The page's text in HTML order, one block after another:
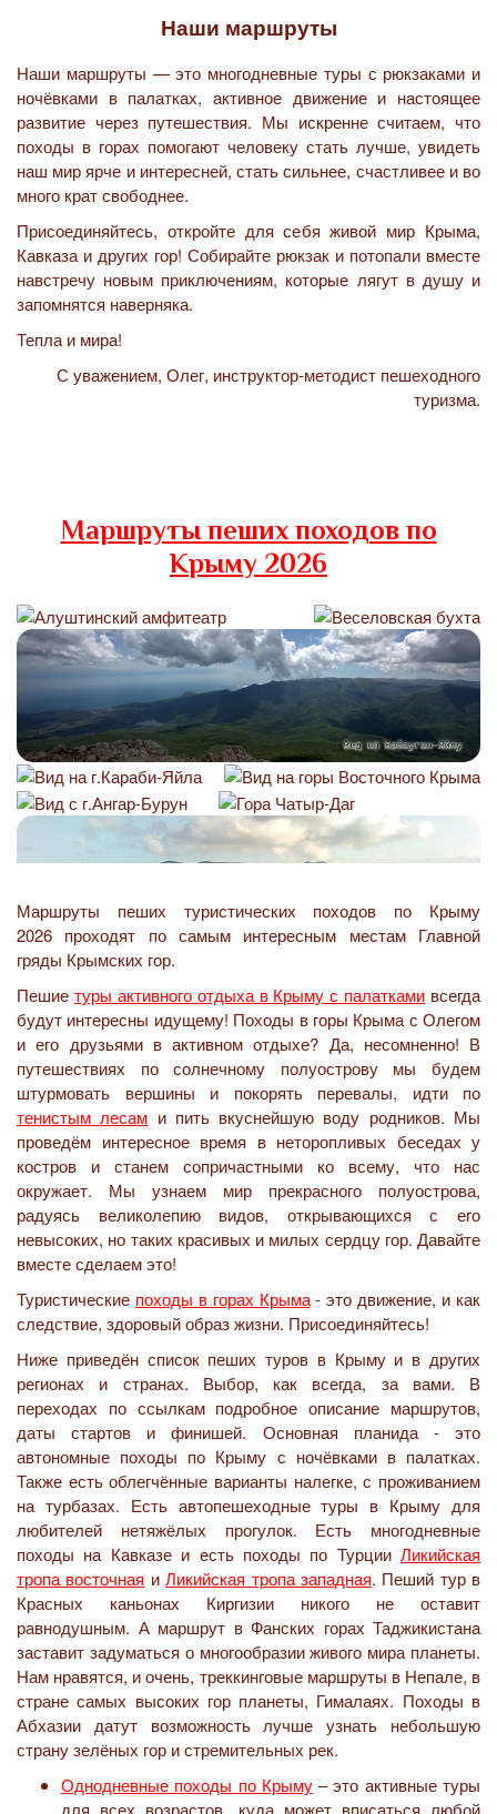
Наши маршруты
Наши маршруты — это многодневные туры с рюкзаками и
ночёвками в палатках, активное движение и настоящее
развитие через путешествия. Мы искренне считаем, что
походы в горах помогают человеку стать лучше, увидеть
наш мир ярче и интересней, стать сильнее, счастливее и во
много крат свободнее.
Присоединяйтесь, откройте для себя живой мир Крыма,
Кавказа и других гор! Собирайте рюкзак и потопали вместе
навстречу новым приключениям, которые лягут в душу и
запомнятся наверняка.
Тепла и мира!
С уважением, Олег, инструктор-методист пешеходного
туризма.
Маршруты пеших походов по
Крыму 2026
Маршруты пеших туристических походов по Крыму
2026 проходят по самым интересным местам Главной
гряды Крымских гор.
Пешие туры активного отдыха в Крыму с палатками всегда
будут интересны идущему! Походы в горы Крыма с Олегом
и его друзьями в активном отдыхе? Да, несомненно! В
путешествиях по солнечному полуострову мы будем
штурмовать вершины и покорять перевалы, идти по
тенистым лесам и пить вкуснейшую воду родников. Мы
проведём интересное время в неторопливых беседах у
костров и станем сопричастными ко всему, что нас
окружает. Мы узнаем мир прекрасного полуострова,
радуясь великолепию видов, открывающихся с его
невысоких, но таких красивых и милых сердцу гор. Давайте
вместе сделаем это!
Туристические походы в горах Крыма- это движение, и как
следствие, здоровый образ жизни. Присоединяйтесь!
Ниже приведён список пеших туров в Крыму и в других
регионах и странах. Выбор, как всегда, за вами. В
переходах по ссылкам подробное описание маршрутов,
даты стартов и финишей. Основная планида - это
автономные походы по Крыму с ночёвками в палатках.
Также есть облегчённые варианты налегке, с проживанием
на турбазах. Есть автопешеходные туры в Крыму для
любителей нетяжёлых прогулок. Есть многодневные
походы на Кавказе и есть походы по Турции Ликийская
тропа восточная иЛикийская тропа западная. Пеший тур в
Красных каньонах Киргизии никого не оставит
равнодушным. А маршрут в Фанских горах Таджикистана
заставит задуматься о многообразии живого мира планеты.
Нам нравятся, и очень, треккинговые маршруты в Непале, в
стране самых высоких гор планеты, Гималаях. Походы в
Абхазии датут возможность лучше узнать небольшую
страну зелёных гор и стремительных рек.
Однодневные походы по Крыму– это активные туры
для всех возрастов, куда может вписаться любой